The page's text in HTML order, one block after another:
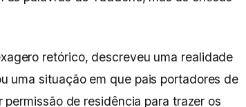
retórico, descreveu uma realidade
uma situação em que pais portadores de
de residência para trazer os